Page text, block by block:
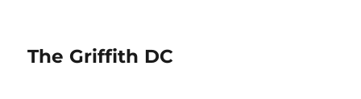
The Griffith DC